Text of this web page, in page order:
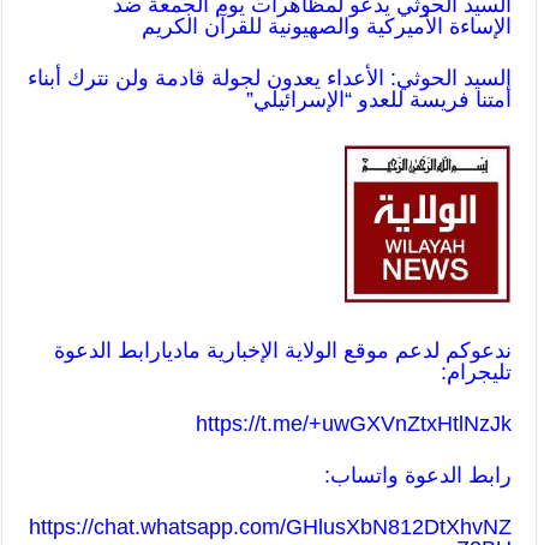
الإساءة الأميركية والصهيونية للقرآن الكريم
السيد الحوثي: الأعداء يعدون لجولة قادمة ولن نترك أبناء
أمتنا فريسة للعدو “الإسرائيلي”
ندعوكم لدعم موقع الولاية الإخبارية ماديارابط الدعوة
تليجرام:
https://t.me/+uwGXVnZtxHtlNzJk
رابط الدعوة واتساب:
https://chat.whatsapp.com/GHlusXbN812DtXhvNZ